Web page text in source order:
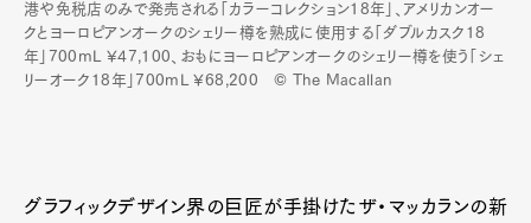
港や免税店のみで発売される「カラーコレクション18年」、アメリカンオー
クとヨーロピアンオークのシェリー樽を熟成に使用する「ダブルカスク18
年」700mL ¥47,100、おもにヨーロピアンオークのシェリー樽を使う「シェ
リーオーク18年」700mL ¥68,200 © The Macallan
グラフィックデザイン界の巨匠が手掛けたザ・マッカランの新